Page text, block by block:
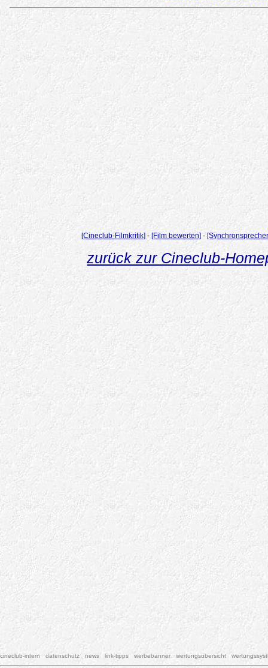
[Cineclub-Filmkritik] - [Film bewerten] -
zurück zur Cineclub-
cineclub-intern datenschutz news link-tipps werbebanner wertungsübersicht